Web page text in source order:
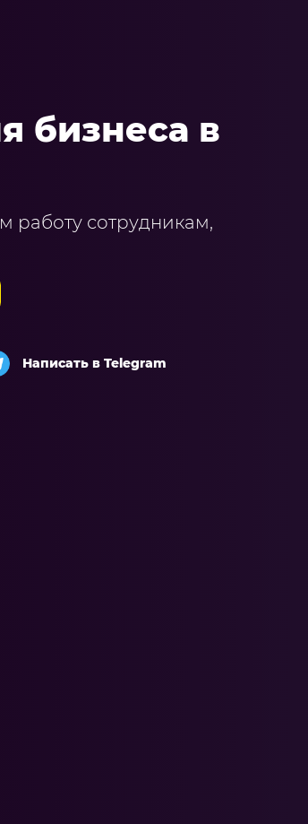
бизнеса в
работу сотрудникам,
Написать в Telegram